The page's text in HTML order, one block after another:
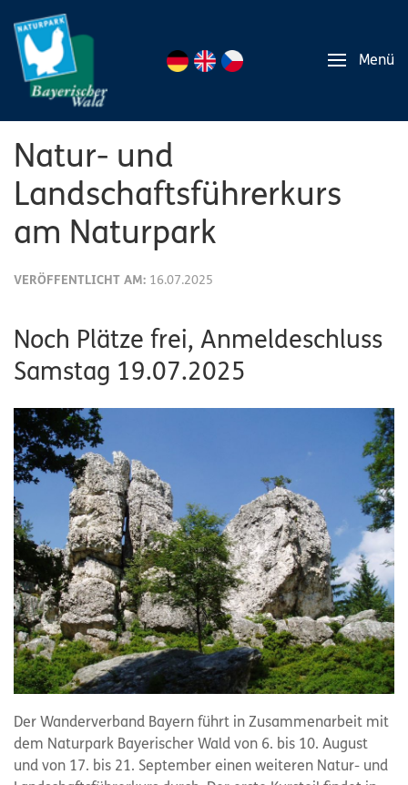
Menü
Natur- und
Landschaftsführerkurs
am Naturpark
VERÖFFENTLICHT AM: 16.07.2025
Noch Plätze frei, Anmeldeschluss
Samstag 19.07.2025
Der Wanderverband Bayern führt in Zusammenarbeit mit
dem Naturpark Bayerischer Wald von 6. bis 10. August
und von 17. bis 21. September einen weiteren Natur- und